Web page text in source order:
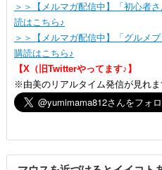
＞＞【メルマガ配信中】「初心者
読はこちら♪
＞＞【メルマガ配信中】「グルメ
購読はこちら♪
【X（旧Twitterやってます♪】
※由美のリアルタイム発信が見れま